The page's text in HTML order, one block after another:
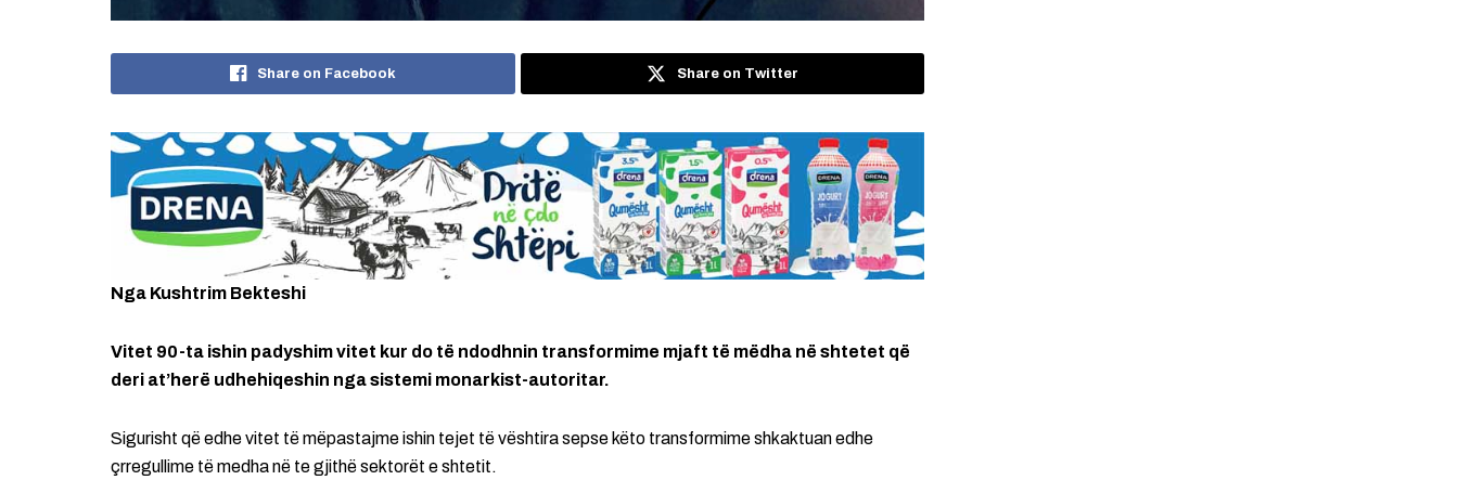
Share on Facebook Share on Twitter
Nga Kushtrim Bekteshi
Vitet 90-ta ishin padyshim vitet kur do të ndodhnin transformime mjaft të mëdha në shtetet që
deri at’herë udhehiqeshin nga sistemi monarkist-autoritar.
Sigurisht që edhe vitet të mëpastajme ishin tejet të vështira sepse këto transformime shkaktuan edhe
çrregullime të medha në te gjithë sektorët e shtetit.